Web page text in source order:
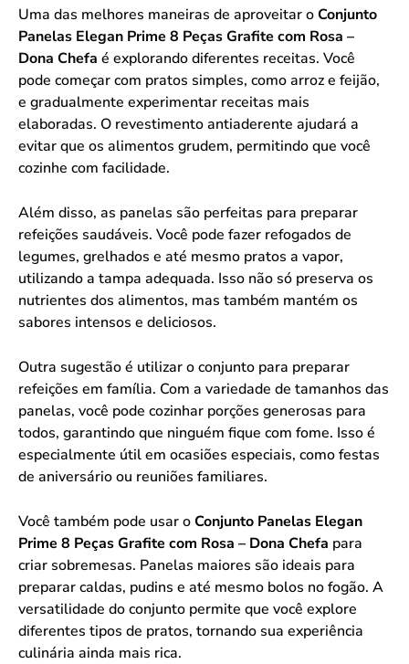
Uma das melhores maneiras de aproveitar oConjunto
Panelas Elegan Prime 8 Peças Grafite com Rosa –
Dona Chefa é explorando diferentes receitas. Você
pode começar com pratos simples, como arroz e feijão,
e gradualmente experimentar receitas mais
elaboradas. O revestimento antiaderente ajudará a
evitar que os alimentos grudem, permitindo que você
cozinhe com facilidade.
Além disso, as panelas são perfeitas para preparar
refeições saudáveis. Você pode fazer refogados de
legumes, grelhados e até mesmo pratos a vapor,
utilizando a tampa adequada. Isso não só preserva os
nutrientes dos alimentos, mas também mantém os
sabores intensos e deliciosos.
Outra sugestão é utilizar o conjunto para preparar
refeições em família. Com a variedade de tamanhos das
panelas, você pode cozinhar porções generosas para
todos, garantindo que ninguém fique com fome. Isso é
especialmente útil em ocasiões especiais, como festas
de aniversário ou reuniões familiares.
Você também pode usar oConjunto Panelas Elegan
Prime 8 Peças Grafite com Rosa – Dona Chefa para
criar sobremesas. Panelas maiores são ideais para
preparar caldas, pudins e até mesmo bolos no fogão. A
versatilidade do conjunto permite que você explore
diferentes tipos de pratos, tornando sua experiência
culinária ainda mais rica.